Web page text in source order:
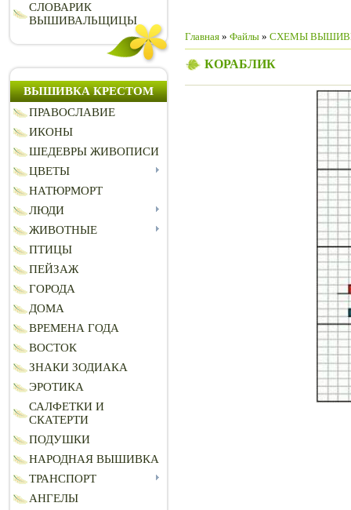
СЛОВАРИК
ВЫШИВАЛЬЩИЦЫ
ВЫШИВКА КРЕСТОМ
ПРАВОСЛАВИЕ
ИКОНЫ
ШЕДЕВРЫ ЖИВОПИСИ
ЦВЕТЫ
НАТЮРМОРТ
ЛЮДИ
ЖИВОТНЫЕ
ПТИЦЫ
ПЕЙЗАЖ
ГОРОДА
ДОМА
ВРЕМЕНА ГОДА
ВОСТОК
ЗНАКИ ЗОДИАКА
ЭРОТИКА
САЛФЕТКИ И
СКАТЕРТИ
ПОДУШКИ
НАРОДНАЯ ВЫШИВКА
ТРАНСПОРТ
АНГЕЛЫ
Главная » Файлы » СХЕМЫ
КОРАБЛИК